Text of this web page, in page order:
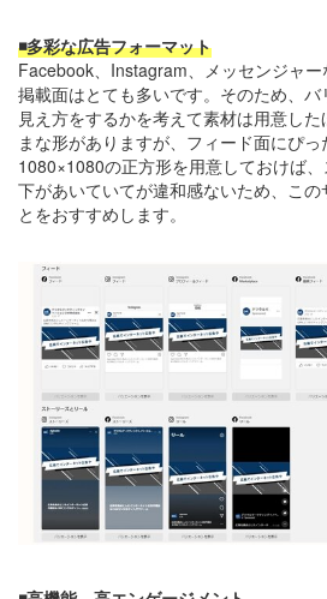
◾️多彩な広告フォーマット
Facebook、Instagram、メッセンジャ
掲載面はとても多いです。そのため、バ
見え方をするかを考えて素材は用意し
まな形がありますが、フィード面にぴ
1080×1080の正方形を用意しておけば
下があいていてが違和感ないため、この
とをおすすめします。